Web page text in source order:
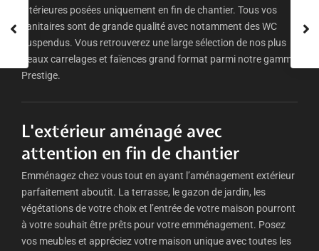
intérieures posées uniquement en fin de chantier. Tous vos
sanitaires sont de grande qualité avec notamment des WC
suspendus. Vous retrouverez une large sélection de nos plus
beaux carrelages et faïences grand format parmi notre gamme
Prestige.
L'extérieur aménagé avec
attention en fin de chantier
Emménagez chez vous tout en ayant l’aménagement extérieur
parfaitement aboutit. La terrasse, le gazon de jardin, les
végétations de votre choix et l’entrée de votre maison pourront
à votre souhait être prêts pour votre emménagement. Posez
vos meubles et appréciez votre maison unique avec toutes les